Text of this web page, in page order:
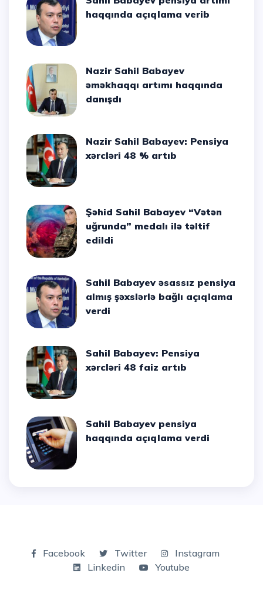
haqqında açıqlama verib
Nazir Sahil Babayev
əməkhaqqı artımı haqqında
danışdı
Nazir Sahil Babayev: Pensiya
xərcləri 48 % artıb
Şəhid Sahil Babayev “Vətən
uğrunda” medalı ilə təltif
edildi
Sahil Babayev əsassız pensiya
almış şəxslərlə bağlı açıqlama
verdi
Sahil Babayev: Pensiya
xərcləri 48 faiz artıb
Sahil Babayev pensiya
haqqında açıqlama verdi
Facebook Twitter
Instagram
Linkedin
Youtube